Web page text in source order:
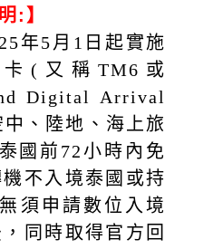
:】
年5月1日起實施
(又稱TM6或
Digital Arrival
、陸地、海上旅
國前72小時內免
不入境泰國或持
須申請數位入境
同時取得官方回